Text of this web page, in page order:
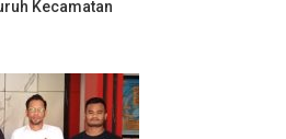
Kecamatan